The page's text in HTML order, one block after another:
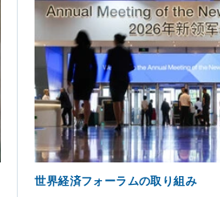
世界経済フォーラムの取り組み